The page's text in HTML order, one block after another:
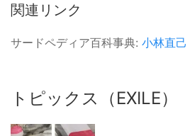
関連リンク
サードペディア百科事典: 小林直己
トピックス（EXILE）